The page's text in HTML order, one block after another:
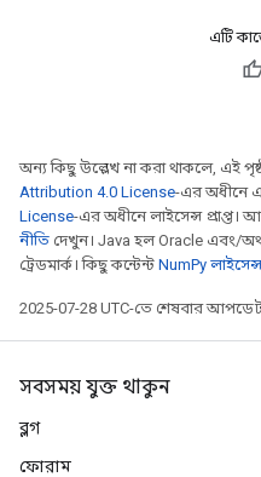
এটি
অন্য কিছু উল্লেখ না করা থাকলে, এই
Attribution 4.0 License-এর অধীনে
License-এর অধীনে লাইসেন্স প্রাপ্ত।
নীতি দেখুন। Java হল Oracle এবং/
ট্রেডমার্ক। কিছু কন্টেন্ট NumPy লাইসেন্স
2025-07-28 UTC-তে শেষবার আপডেট
সবসময় যুক্ত থাকুন
ব্লগ
ফোরাম